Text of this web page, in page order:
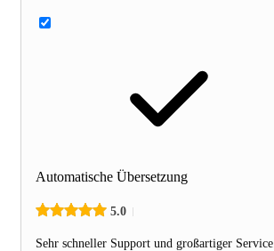
Automatische Übersetzung
5.0
Sehr schneller Support und großartiger